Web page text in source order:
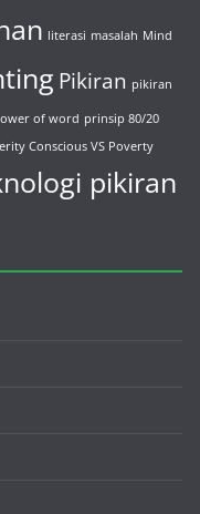
literasi masalah Mind
Pikiran pikiran
of word prinsip 80/20
Conscious VS Poverty
pikiran